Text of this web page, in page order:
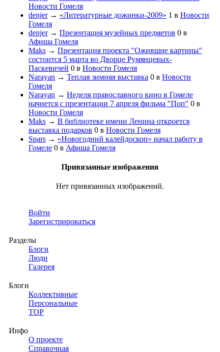
Новости Гомеля
denjer→ «Литературные дожинки-2009» 1 в Новости
Гомеля
denjer→ Презентация музейных предметов 0 в
Афиша Гомеля
Maks → Презентация проекта "Ожившие картины"
состоится 5 марта во Дворце Румянцевых-
Паскевичей 0 в Новости Гомеля
Narayan → Теплая зимняя выставка 0 в Новости
Гомеля
Narayan → Неделя православного кино в Гомеле
начнется с презентации 7 апреля фильма "Поп" 0 в
Новости Гомеля
Maks → В библиотеке имени Ленина откроется
выставка подарков 0 в Новости Гомеля
Spars → «Новогодний калейдоскоп» начал работу в
Гомеле 0 в Афиша Гомеля
Привязанные изображения
Нет привязанных изображений.
Войти
Зарегистрироваться
Разделы
Блоги
Люди
Галерея
Блоги
Коллективные
Персональные
TOP
Инфо
О проекте
Справочная